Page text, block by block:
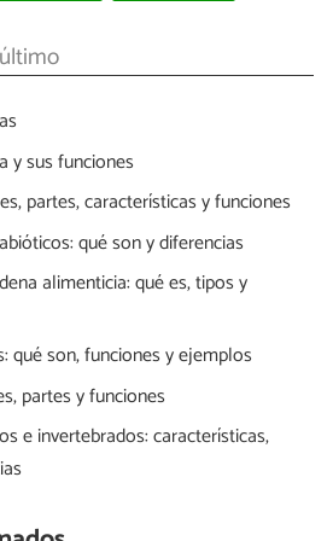
y sus funciones
partes, características y funciones
qué son y diferencias
alimenticia: qué es, tipos y
qué son, funciones y ejemplos
partes y funciones
e invertebrados: características,